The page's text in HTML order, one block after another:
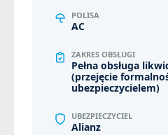
POLISA
AC
ZAKRES OBSŁUGI
Pełna obsługa
(przejęcie
ubezpieczycielem)
UBEZPIECZYCIEL
Alianz